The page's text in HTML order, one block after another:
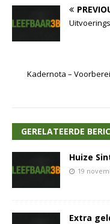
Kadernota –
GERELATEERDE
Huize
19
Extra